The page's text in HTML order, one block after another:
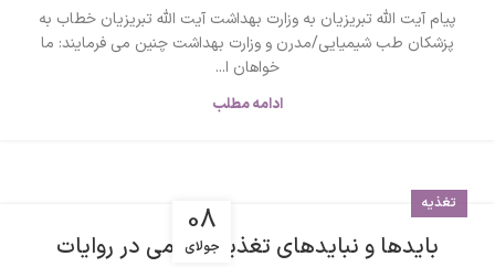
پیام آیت الله تبریزیان به وزارت بهداشت آیت الله تبریزیان خطاب به
پزشکان طب شیمیایی/مدرن و وزارت بهداشت چنین می فرمایند: ما
خواهان ا...
ادامه مطلب
08
جولای
تغذیه
بایدها و نبایدهای تغذیه اسلامی در روایات